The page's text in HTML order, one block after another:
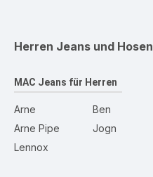
Herren Jeans und Hosen
MAC Jeans für Herren
Arne
Arne Pipe
Lennox
Ben
Jogn